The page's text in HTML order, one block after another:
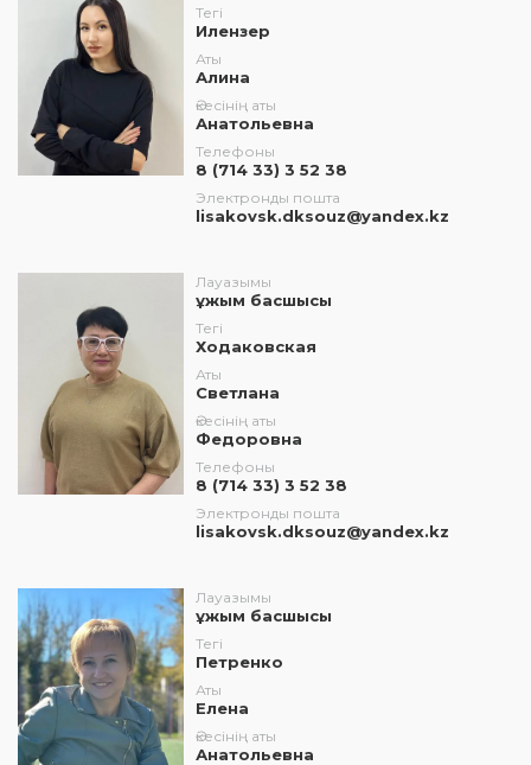
Тегі
Илензер
Аты
Алина
Әкесінің аты
Анатольевна
Телефоны
8 (714 33) 3 52 38
Электронды пошта
lisakovsk.dksouz@yandex.kz
Лауазымы
ұжым басшысы
Тегі
Ходаковская
Аты
Светлана
Әкесінің аты
Федоровна
Телефоны
8 (714 33) 3 52 38
Электронды пошта
lisakovsk.dksouz@yandex.kz
Лауазымы
ұжым басшысы
Тегі
Петренко
Аты
Елена
Әкесінің аты
Анатольевна